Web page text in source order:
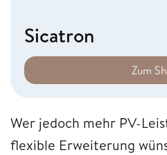
Sicatron
Zum
Wer jedoch mehr PV-
flexible Erweiterung